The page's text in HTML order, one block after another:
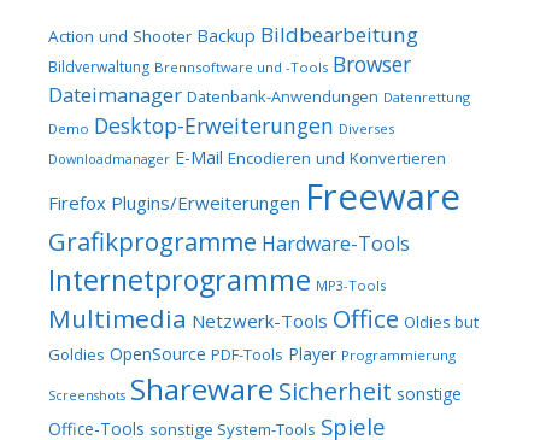
Action und Shooter Backup Bildbearbeitung
Bildverwaltung Brennsoftware und -Tools Browser
Dateimanager Datenbank-Anwendungen Datenrettung
Demo Desktop-Erweiterungen Diverses
Downloadmanager E-Mail Encodieren und Konvertieren
Firefox Plugins/Erweiterungen Freeware
Grafikprogramme Hardware-Tools
Internetprogramme MP3-Tools
Multimedia Netzwerk-Tools Office Oldies but
Goldies OpenSource PDF-Tools Player Programmierung
Screenshots Shareware Sicherheit sonstige
Office-Tools sonstige System-Tools Spiele